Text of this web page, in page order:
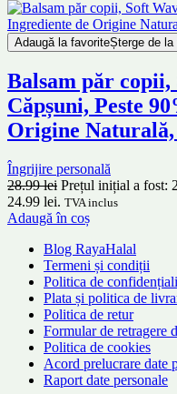
Adaugă la favoriteȘterge de la
Balsam păr
Căpșuni, Peste
Origine
Îngrijire personală
28.99lei Prețul inițial a fost:
24.99 lei. TVA inclus
Adaugă în coș
Blog RayaHalal
Termeni și condiții
Politica de
Plata și politica de
Politica de retur
Formular de retragere
Politica de cookies
Acord prelucrare date
Raport date personale